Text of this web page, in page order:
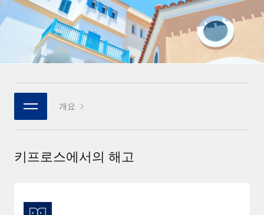
플랫폼
팀을 위한 통합된 핵심 HR 기능
연결
새로운
통합
핵심 비즈니스 도구로 프로세스를 간소화
전문가 상담
신원 조사
엔터프라이즈
대기업을 위한 글로벌 HR
REMOTE 파트너 되기
플랫폼에 글로벌 HR을 유연하게 통합
Remote와의 파트너십 기회 탐색
Remote Build 곧 제공 예정
사례 연구
HR 용어집
체크리스트 및 템플릿
직무 설명 라이브러리
이벤트
급여 및 인재 인사이트
Italiano
Português (Portugal)
한국어
개요
키프로스에서의 해고